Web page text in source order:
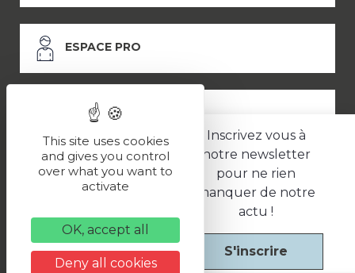
Inscrivez vous à
notre newsletter
pour ne rien
manquer de notre
actu !
S'inscrire
ESPACE PRO
ESPACE PRESSE
LES PARTENAIRES
Politique de confidentialité
Une réalisation
This site uses cookies
and gives you control
over what you want to
activate
OK, accept all
Deny all cookies